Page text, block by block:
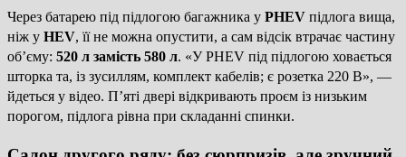
Через батарею під підлогою багажника у PHEV підлога вища,
ніж у HEV, її не можна опустити, а сам відсік втрачає частину
об’єму: 520 л замість 580 л. «У PHEV під підлогою ховається
шторка та, із зусиллям, комплект кабелів; є розетка 220 В», —
йдеться у відео. П’яті двері відкривають проєм із низьким
порогом, підлога рівна при складанні спинки.